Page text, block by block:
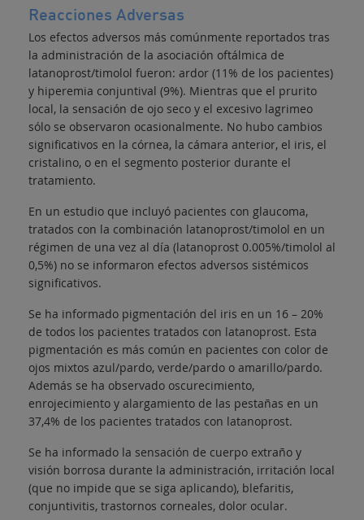
Reacciones Adversas
Los efectos adversos más comúnmente reportados tras
la administración de la asociación oftálmica de
latanoprost/timolol fueron: ardor (11% de los pacientes)
y hiperemia conjuntival (9%). Mientras que el prurito
local, la sensación de ojo seco y el excesivo lagrimeo
sólo se observaron ocasionalmente. No hubo cambios
significativos en la córnea, la cámara anterior, el iris, el
cristalino, o en el segmento posterior durante el
tratamiento.
En un estudio que incluyó pacientes con glaucoma,
tratados con la combinación latanoprost/timolol en un
régimen de una vez al día (latanoprost 0.005%/timolol al
0,5%) no se informaron efectos adversos sistémicos
significativos.
Se ha informado pigmentación del iris en un 16 – 20%
de todos los pacientes tratados con latanoprost. Esta
pigmentación es más común en pacientes con color de
ojos mixtos azul/pardo, verde/pardo o amarillo/pardo.
Además se ha observado oscurecimiento,
enrojecimiento y alargamiento de las pestañas en un
37,4% de los pacientes tratados con latanoprost.
Se ha informado la sensación de cuerpo extraño y
visión borrosa durante la administración, irritación local
(que no impide que se siga aplicando), blefaritis,
conjuntivitis, trastornos corneales, dolor ocular.